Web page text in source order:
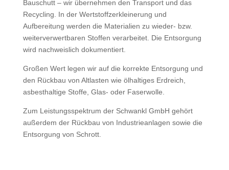
Bauschutt – wir übernehmen den Transport und das
Recycling. In der Wertstoffzerkleinerung und
Aufbereitung werden die Materialien zu wieder- bzw.
weiterverwertbaren Stoffen verarbeitet. Die Entsorgung
wird nachweislich dokumentiert.
Großen Wert legen wir auf die korrekte Entsorgung und
den Rückbau von Altlasten wie ölhaltiges Erdreich,
asbesthaltige Stoffe, Glas- oder Faserwolle.
Zum Leistungsspektrum der Schwankl GmbH gehört
außerdem der Rückbau von Industrieanlagen sowie die
Entsorgung von Schrott.